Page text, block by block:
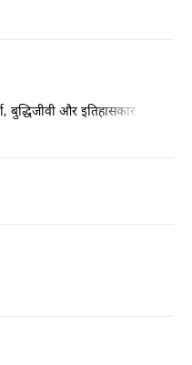
बुद्धिजीवी और इतिहासकार